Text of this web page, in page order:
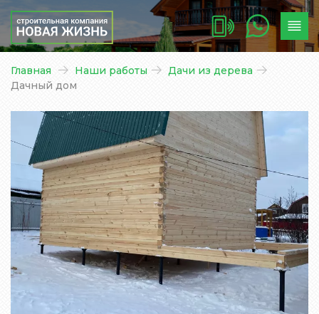
Главная Наши работы
Дачи из дерева
Дачный дом